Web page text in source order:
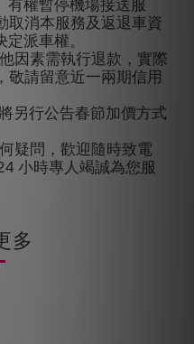
取消本服務及返退車資
定派車權。
因素需執行退款，實際
敬請留意近一兩期信用
另行公告春節加價方式
疑問，歡迎隨時致電
小時專人竭誠為您服
多